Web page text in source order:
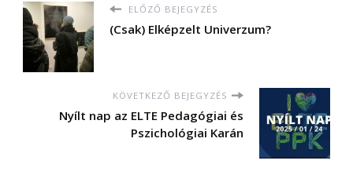
ELŐZŐ BEJEGYZÉS
(Csak) Elképzelt Univerzum?
KÖVETKEZŐ BEJEGYZÉS
Nyílt nap az ELTE Pedagógiai és
Pszichológiai Karán